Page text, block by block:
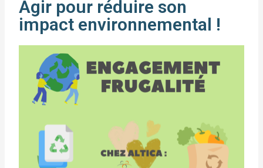
Agir pour réduire son
impact environnemental !